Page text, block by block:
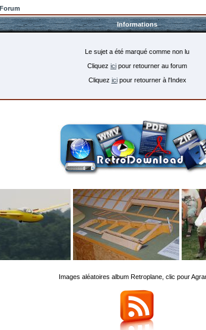
Informations
Le sujet a été marqué comme non lu
Cliquez ici pour retourner au forum
Cliquez icipour retourner à l'Index
Images aléatoires album Retroplane, clic pour